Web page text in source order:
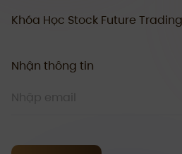
Khóa Học Stock Future Trading
Nhận thông tin